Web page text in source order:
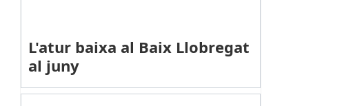
L'atur baixa al Baix Llobregat
al juny